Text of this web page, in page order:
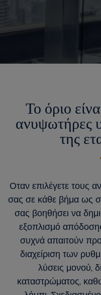
Το όριο
ανυψωτήρες
της
Οταν επιλέγετε τους
σας σε κάθε βήμα ως
σας βοηθήσει να
εξοπλισμό
συχνά απαιτούν
διαχείριση των
λύσεις μονού,
καταστρώματος,